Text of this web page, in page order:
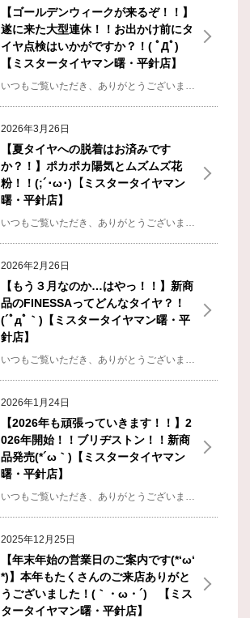
【ゴールデンウィークが来るぞ！！】
遂に来た大型連休！！お出かけ前にタ
イヤ点検はいかがですか？！( ﾟДﾟ)
【ミスタータイヤマン曙・平針店】
いつもご覧いただき、ありがとうございます！ 平針店 店長の金澤です(ﾟДﾟ)ﾉ そろそろ脱着シーズンも落ち着いてきた4月でございます。４月頭は入学式の子供達も、ちらほら見かけましてふと昔を思い出すというエモい気持ちになっておりました(*´ω｀)そしてようやく、あいつら（花粉）との闘いもちょっと落ち着いてきまして、味覚と嗅覚が復活して嬉しい限りです(´◉◞౪◟◉)そして！！ついにあの大型連休がやってくる！！ゴ ー ル デ ン ウ ィ ー ク ！！皆様はGWの予定は決まってますか？！どこか遠くへ旅行するも良し！どこも混んでるから、まったり疲れを癒すのも良し！ちなみに店長はそこそこ予定が入っています(ﾟдﾟ)！ホントに嬉しい限りです。推し活という、イベントで東京に行ったり！！他にも友人達と一緒に泊りで遊ぶ予定も入っていたり、ひたすら遊びつくす予定です(*‘ω‘ *)そう、今年の目標となる【推し活でパーフェクトなイヤーにする】この為に(´ﾟдﾟ｀)！！未曾有のFever 心はHigher さて、タイトルの通りゴールデンウィークの休日案内になります。ゴールデンウィークの営業案内 4/29（水）通常営業 4/30（木）通常営業 5/1（金）通常営業 5/2（土）店休...
2026年3月26日
【夏タイヤへの脱着はお済みです
か？！】ポカポカ陽気とムズムズ花
粉！！(;´･ω･)【ミスタータイヤマン
曙・平針店】
いつもご覧いただき、ありがとうございます！ 平針店 店長の金澤です(ﾟДﾟ)ﾉ 脱着シーズン到来の３月でございます。やはりこの時期が、夏タイヤへの脱着が多いですね(ﾟдﾟ)！毎日予約の電話や、作業に励んでおります！！そして暖かくなってきたという事は…あいつ（花粉）との闘いが始まりましたね…。店長はこの時期に、最強の敵（花粉症）にコテンパンにされております…。毎日やられてます…ｗブログ書きながらも、闘ってます(´◉◞౪◟◉)そろそろ落ち着いてくれるのを願って……。あと切実な問題が…それは…今年はまだ推しのライブに行けていない事です！！常日頃そう思ってますｗｗｗと、いいつつすでに５月に２回、８月に１回、１０月に１回はライブやイベントが決まっています(*´ω｀)まだまだたくさんのライブに申し込んでいきます！！来月も推し活に燃えていきます！！ 弾け飛び散る 火花のように熱く今年の目標は、【推し活でパーフェクトなイヤーにする】で、決まりだ(´◉◞౪◟◉)（毎年コレじゃん？！とか言わないでください…ｗ）２月にブリヂストンから、新発売したFINESSAなんですが、お客様からの反応は結構いい感じです(｀・ω・´)ゞやはり、雨に強いのは魅力になりますね...
2026年2月26日
【もう３月なのか…はやっ！！】新商
品のFINESSAってどんなタイヤ？！
(´ﾟдﾟ｀)【ミスタータイヤマン曙・平
針店】
いつもご覧いただき、ありがとうございます！ 平針店 店長の金澤です(ﾟДﾟ)ﾉ 相変わらず毎年言ってますが…もう３月？！やっぱ年月が経つのが早い…。この瞬間を駆け抜けてく Onewayしかし！！ちゃんと１ヵ月１回更新！！なんとか守れています！(*´ω｀)ネタがポンポン頭に沸く人達が羨ましい！！あと急に暖かくなりすぎじゃないですか？！(;´･ω･)ちょっと前まで寒い日があったのに…急に２０℃近くの日があるとか…どうなってるんだい？！そのせいか、すでに夏タイヤへの脱着が少しずつ始まっております( ﾟДﾟ)いつもより早い気がする。。。でも、多分ですが…雪降らなさそうですしね…(;^ω^)スタッドレスタイヤの温存だとしたらいい判断だと思います(ﾟдﾟ)！そして今回のメインのコンテンツです！！ 前回すこしお話させていただいたブリヂストンの新商品！！F I N E S S A（フィネッサ）この不思議な名前の商品ですが、ちゃんと意味はありまして、FINE（快適・心地よい）SAFETY（安心・安全）を組み合わせた造語らしいです！このタイヤの特徴として、雨に対しての性能が特に強いです！(*´ω｀)水の排水性（路面上の水）を向上させたので雨に強いタイヤになっております！！続いて...
2026年1月24日
【2026年も頑張っていきます！！】2
026年開始！！ブリヂストン！！新商
品発売(*´ω｀)【ミスタータイヤマン
曙・平針店】
いつもご覧いただき、ありがとうございます！ 平針店 店長の金澤です(ﾟДﾟ)ﾉ 2026年初めてのブログ更新になります。 皆様は年末年始をいかがお過ごしでしたか？！ 店長は安定のまったり過ごしました…ｗ 毎年恒例の親族で集まっての食事会がありまして、 美味しいものを、たくさん食べましたｗ と、いうか大体皆様はこんな感じですよね？！ｗ もちろん友達とも遊べたので、充実した年末年始になりました！！(*´ω｀) そして…、今年こそは！ブログを 1ヵ月１回以上更新を徹底したいと思います(。-`ω-) 去年も惜しいところまではいってるんですけどね…！！自分との闘いですね！(´ﾟдﾟ｀)靴紐結び直して 真剣勝負です 今年は今以上に色々な知識をつけていこうと、思っております。頭がパンクしない程度に…頑張ろうかと…(；ﾟДﾟ)知らないことだらけで 楽しいことだらけでこの歳になると、逆にちょっと勉強してもいいのかな？！と、思えてきた最近です。とか言いつつ、3日坊主になりそうな気配も…。そして、ようやく！！名古屋にも雪が降りました！！ 降りましたよ？？確かに降りました。でも…ただ降っただけで、次の日の朝には… ほぼ溶けてました…(´ﾟдﾟ｀) やっぱりこっち...
2025年12月25日
【年末年始の営業日のご案内です(*‘ω‘
*)】本年もたくさんのご来店ありがと
うございました！(｀・ω・´)ゞ【ミス
タータイヤマン曙・平針店】